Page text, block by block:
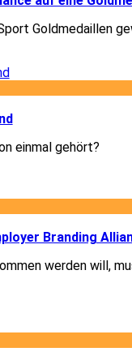
Goldmedaillen
einmal gehört?
Branding
werden will,